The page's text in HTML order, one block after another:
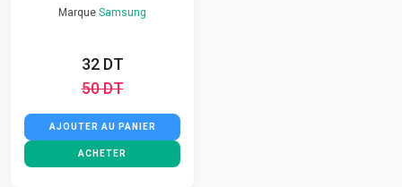
Marque Samsung
32 DT
50 DT
AJOUTER AU PANIER
ACHETER